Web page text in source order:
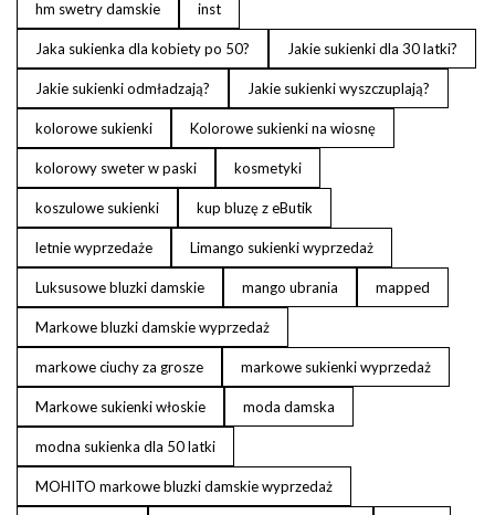
hm swetry damskie inst
Jaka sukienka dla kobiety po 50? Jakie sukienki dla 30 latki?
Jakie sukienki odmładzają? Jakie sukienki wyszczuplają?
kolorowe sukienki Kolorowe sukienki na wiosnę
kolorowy sweter w paski kosmetyki
koszulowe sukienki kup bluzę z eButik
letnie wyprzedaże Limango sukienki wyprzedaż
Luksusowe bluzki damskie mango ubrania mapped
Markowe bluzki damskie wyprzedaż
markowe ciuchy za grosze markowe sukienki wyprzedaż
Markowe sukienki włoskie moda damska
modna sukienka dla 50 latki
MOHITO markowe bluzki damskie wyprzedaż